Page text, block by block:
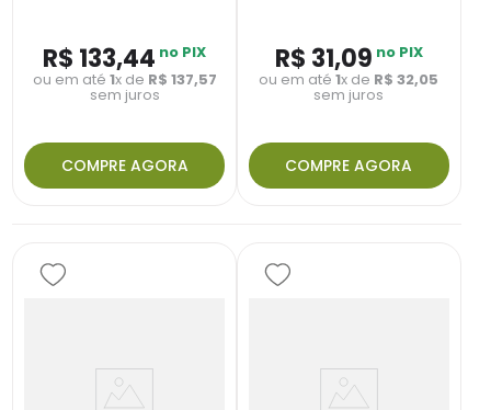
R$ 133,44 no PIX
ou em até 1x de R$ 137,57
sem juros
COMPRE AGORA
R$ 31,09 no PIX
ou em até1x de R$ 32,05
sem juros
COMPRE AGORA